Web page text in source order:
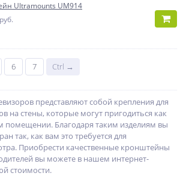
Ultramounts UM914
руб.
6 7 Ctrl →
представляют собой крепления для
на стены, которые могут пригодиться как
помещении. Благодаря таким изделиям вы
так, как вам это требуется для
Приобрести качественные кронштейны
вы можете в нашем интернет-
стоимости.